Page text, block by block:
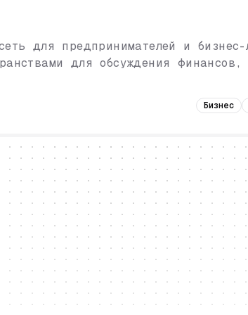
для предпринимателей и
для обсуждения
Бизнес